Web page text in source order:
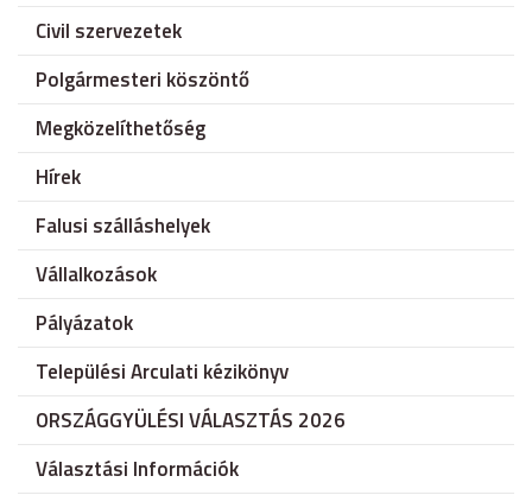
Civil szervezetek
Polgármesteri köszöntő
Megközelíthetőség
Hírek
Falusi szálláshelyek
Vállalkozások
Pályázatok
Települési Arculati kézikönyv
ORSZÁGGYÜLÉSI VÁLASZTÁS 2026
Választási Információk